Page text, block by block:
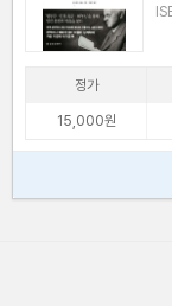
정가
15,000원